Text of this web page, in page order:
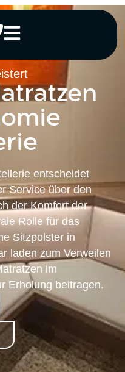
entscheidet
Service über den
der Komfort der
Rolle für das
Sitzpolster in
laden zum Verweilen
im
Erholung beitragen.